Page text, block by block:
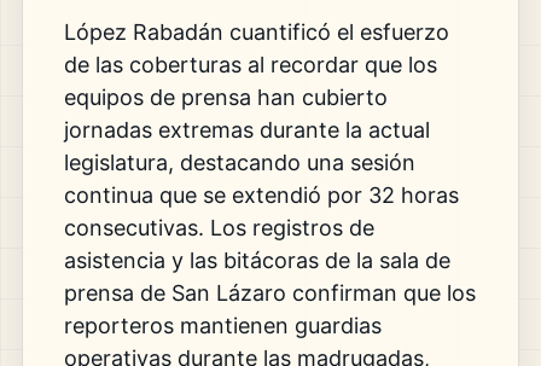
López Rabadán cuantificó el esfuerzo
de las coberturas al recordar que los
equipos de prensa han cubierto
jornadas extremas durante la actual
legislatura, destacando una sesión
continua que se extendió por 32 horas
consecutivas. Los registros de
asistencia y las bitácoras de la sala de
prensa de San Lázaro confirman que los
reporteros mantienen guardias
operativas durante las madrugadas,